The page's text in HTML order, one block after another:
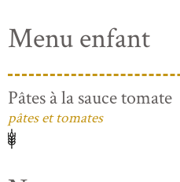
Menu enfant
Pâtes à la sauce tomate
pâtes et tomates